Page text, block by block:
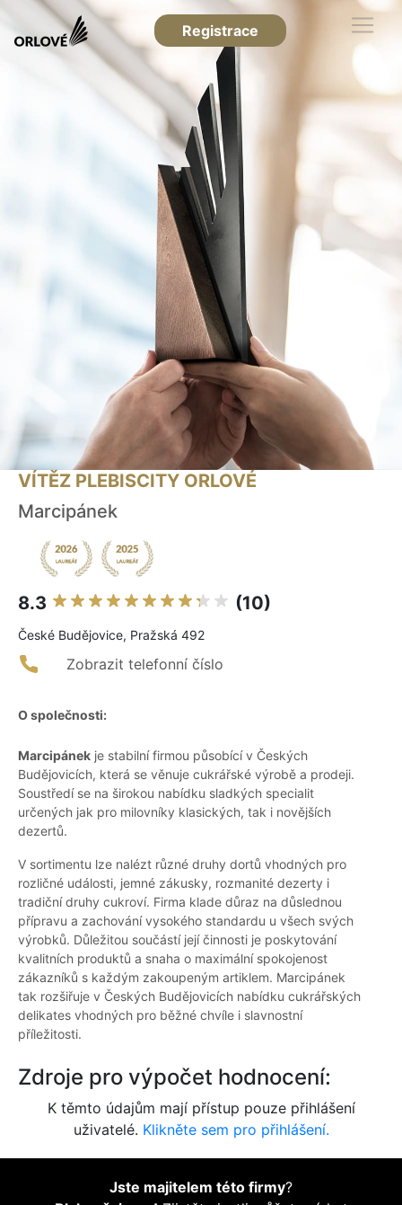
Registrace
VÍTĚZ PLEBISCITY ORLOVÉ
Marcipánek
8.3 (10)
České Budějovice, Pražská 492
Zobrazit telefonní číslo
O společnosti:
Marcipánek je stabilní firmou působící v Českých
Budějovicích, která se věnuje cukrářské výrobě a prodeji.
Soustředí se na širokou nabídku sladkých specialit
určených jak pro milovníky klasických, tak i novějších
dezertů.
V sortimentu lze nalézt různé druhy dortů vhodných pro
rozličné události, jemné zákusky, rozmanité dezerty i
tradiční druhy cukroví. Firma klade důraz na důslednou
přípravu a zachování vysokého standardu u všech svých
výrobků. Důležitou součástí její činnosti je poskytování
kvalitních produktů a snaha o maximální spokojenost
zákazníků s každým zakoupeným artiklem. Marcipánek
tak rozšiřuje v Českých Budějovicích nabídku cukrářských
delikates vhodných pro běžné chvíle i slavnostní
příležitosti.
Zdroje pro výpočet hodnocení:
K těmto údajům mají přístup pouze přihlášení
uživatelé. Klikněte sem pro přihlášení.
Jste majitelem této firmy?